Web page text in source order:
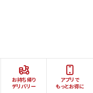
お持ち帰り
デリバリー
アプリで
もっとお得に